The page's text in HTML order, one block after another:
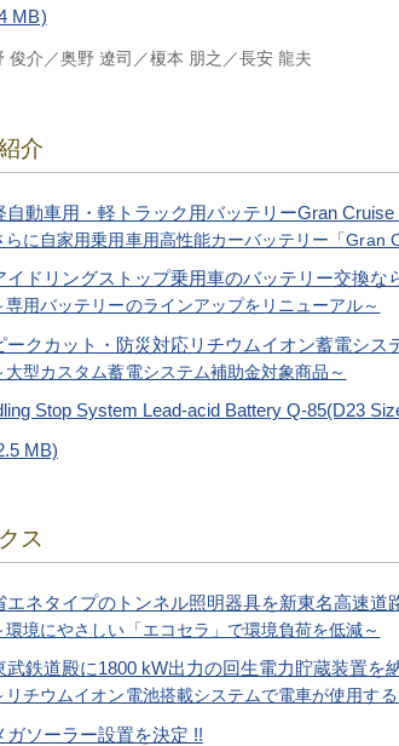
MB)
俊介 奥野 遼司 榎本 朋之 長安 龍夫
介
自動車用・軽トラック用バッテリーGran
らに自家用乗用車用高性能カーバッテリー「
イドリングストップ乗用車のバッテリー交換な
専用バッテリーのラインアップをリニューアル～
ークカット・防災対応リチウムイオン蓄電シス
大型カスタム蓄電システム補助金対象商品～
Stop System Lead-acid Battery Q-85(D23
MB)
ス
エネタイプのトンネル照明器具を新東名高速道
環境にやさしい「エコセラ」で環境負荷を低減～
武鉄道殿に1800 kW出力の回生電力貯蔵装置を
リチウムイオン電池搭載システムで電車が使用す
ガソーラー設置を決定 !!